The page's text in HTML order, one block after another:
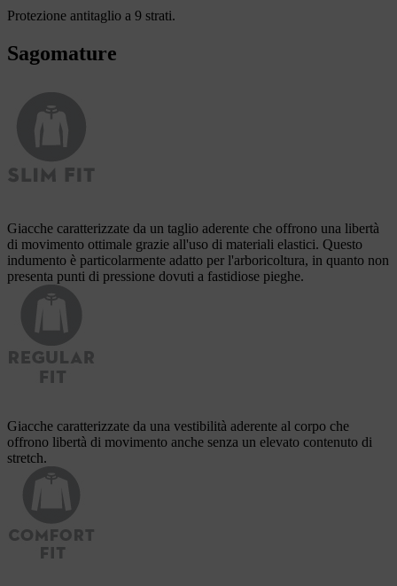
Protezione antitaglio a 9 strati.
Sagomature
Giacche caratterizzate da un taglio aderente che offrono una libertà
di movimento ottimale grazie all'uso di materiali elastici. Questo
indumento è particolarmente adatto per l'arboricoltura, in quanto non
presenta punti di pressione dovuti a fastidiose pieghe.
Giacche caratterizzate da una vestibilità aderente al corpo che
offrono libertà di movimento anche senza un elevato contenuto di
stretch.